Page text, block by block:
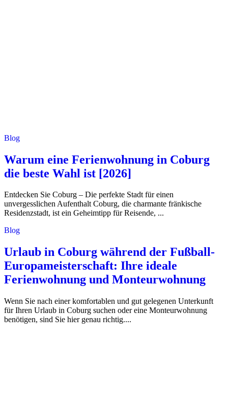
Blog
Warum eine Ferienwohnung in Coburg
die beste Wahl ist [2026]
Entdecken Sie Coburg – Die perfekte Stadt für einen
unvergesslichen Aufenthalt Coburg, die charmante fränkische
Residenzstadt, ist ein Geheimtipp für Reisende, ...
Blog
Urlaub in Coburg während der Fußball-
Europameisterschaft: Ihre ideale
Ferienwohnung und Monteurwohnung
Wenn Sie nach einer komfortablen und gut gelegenen Unterkunft
für Ihren Urlaub in Coburg suchen oder eine Monteurwohnung
benötigen, sind Sie hier genau richtig....